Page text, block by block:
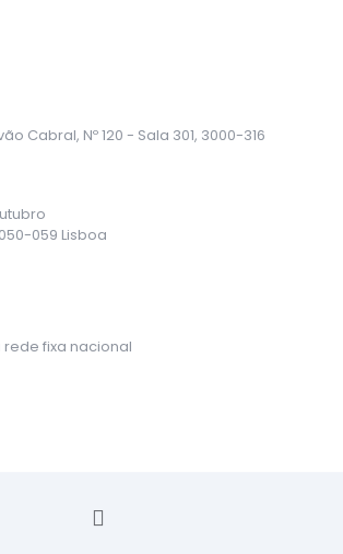
Cabral, Nº 120 - Sala 301, 3000-316
059 Lisboa
fixa nacional